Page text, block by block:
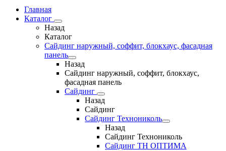
Главная
Каталог
Назад
Каталог
Сайдинг наружный, соффит, блокхаус, фасадная
панель
Назад
Сайдинг наружный, соффит, блокхаус,
фасадная панель
Сайдинг
Назад
Сайдинг
Сайдинг Технониколь
Назад
Сайдинг Технониколь
Сайдинг ТН ОПТИМА